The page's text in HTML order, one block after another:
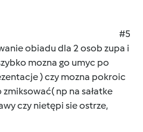
#5
obiadu dla 2 osob zupa i
mozna go umyc po
) czy mozna pokroic
np na sałatke
czy nietępi sie ostrze,